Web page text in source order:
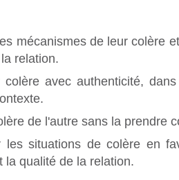
mécanismes de leur colère
relation.
colère avec authenticité,
de l'autre sans la prendre
les situations de colère en
la qualité de la relation.